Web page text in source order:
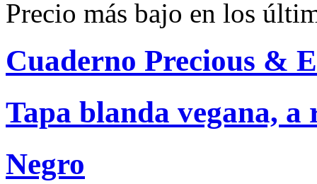
Precio más bajo en los
Cuaderno Precious &
Tapa blanda vegana, a
Negro